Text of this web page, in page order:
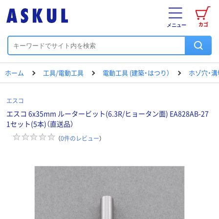
カゴ
メニュー
ホーム 工具/電動工具 電動工具 (建築・はつり） ホゾ穴・
エスコ
エスコ 6x35mm ルータービット(6.3R/ヒョータン面) EA828AB-27
1セット(5本)（直送品）
（0件のレビュー）